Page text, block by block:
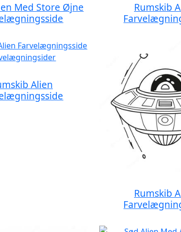
Med Store Øjne
Rumskib
Alien
Rumskib